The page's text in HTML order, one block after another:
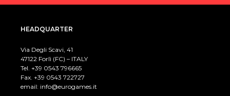
HEADQUARTER
Via Degli Scavi, 41
47122 Forlì (FC) – ITALY
Tel. +39 0543 796665
Fax. +39 0543 722727
email: info@eurogames.it